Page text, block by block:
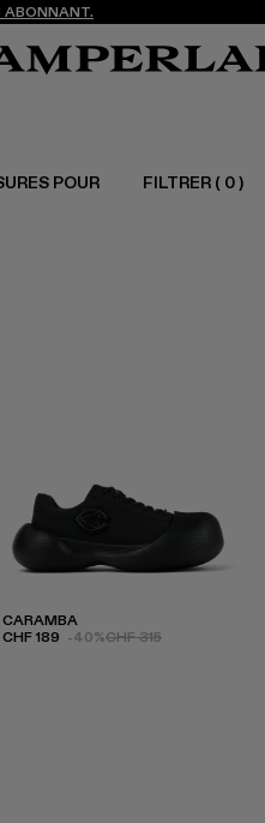
ABONNANT.
POUR
FILTRER ( 0)
CARAMBA
CHF 189 -40%CHF 315